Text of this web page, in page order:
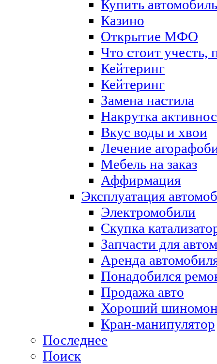
Купить
Казино
Открытие МФО
Что стоит учесть,
Кейтеринг
Кейтеринг
Замена настила
Накрутка
Вкус воды и хвои
Лечение
Мебель на заказ
Аффирмация
Эксплуатация
Электромобили
Скупка
Запчасти для
Аренда
Понадобился
Продажа авто
Хороший
Кран-манипулятор
Последнее
Поиск